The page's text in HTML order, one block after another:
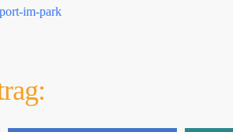
im-park